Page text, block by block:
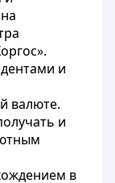
и
валюте.
и
в